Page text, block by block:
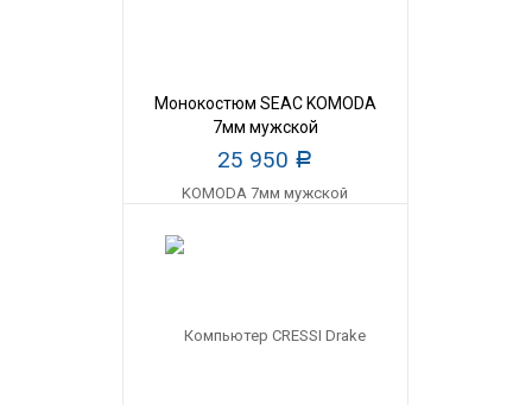
Монокостюм SEAC KOMODA
7мм мужской
25 950 Р